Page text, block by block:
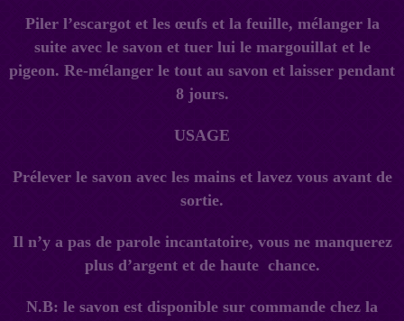
Piler l’escargot et les œufs et la feuille, mélanger la
suite avec le savon et tuer lui le margouillat et le
pigeon. Re-mélanger le tout au savon et laisser pendant
8 jours.
USAGE
Prélever le savon avec les mains et lavez vous avant de
sortie.
Il n’y a pas de parole incantatoire, vous ne manquerez
plus d’argent et de haute chance.
N.B: le savon est disponible sur commande chez la